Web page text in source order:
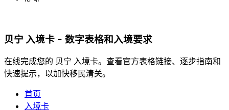
贝宁 入境卡 - 数字表格和入境要求
在线完成您的 贝宁 入境卡。查看官方表格链接、逐步指南和
快速提示，以加快移民清关。
首页
入境卡